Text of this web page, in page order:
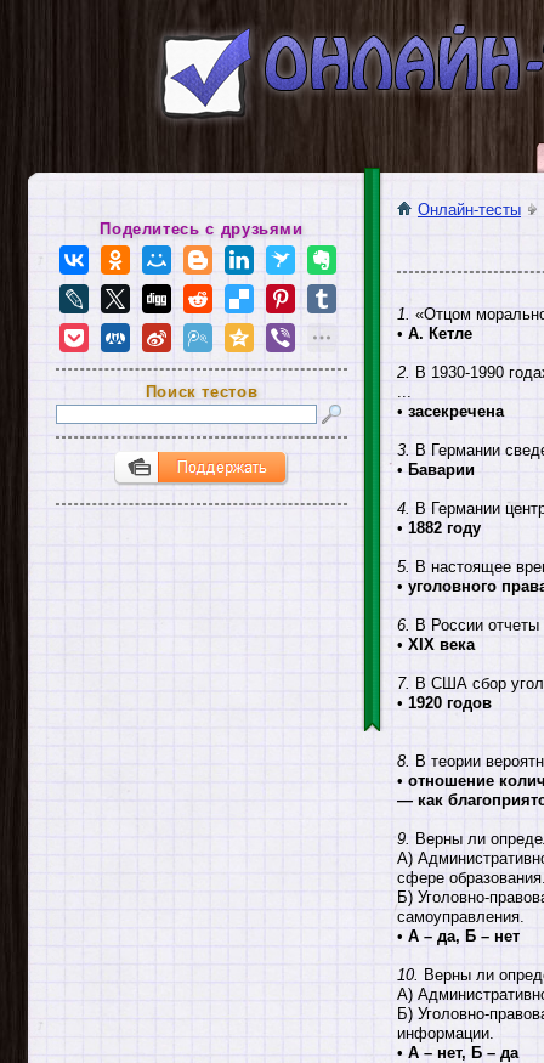
Онлайн-тесты
1. «Отцом
• А. Кетле
2. В 1930-1990
• засекречена
3. В Германии
• Баварии
4. В Германии
• 1882 году
5. В настоящее
• уголовного
6. В России отчеты
• XIX века
7. В США сбор
• 1920 годов
8. В теории
• отношение
— как
9. Верны ли
А)
сфере
Б) Уголовно-
самоуправления.
• А – да, Б – нет
10. Верны ли
А)
Б) Уголовно-
информации.
• А – нет, Б – да
Поделитесь с друзьями
Поиск тестов